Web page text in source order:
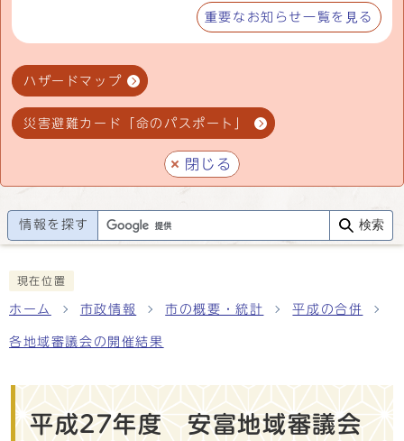
重要なお知らせ一覧を見る
ハザードマップ
災害避難カード「命のパスポート」
閉じる
情報を探す 検索
現在位置
ホーム 市政情報 市の概要・統計 平成の合併
各地域審議会の開催結果
平成27年度 安富地域審議会